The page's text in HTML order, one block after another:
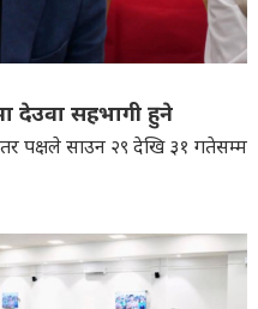
देउवा सहभागी हुने
पक्षले साउन २९ देखि ३१ गतेसम्म